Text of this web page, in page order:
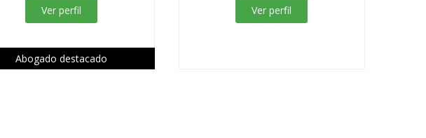
Ver perfil
Abogado destacado
Ver perfil